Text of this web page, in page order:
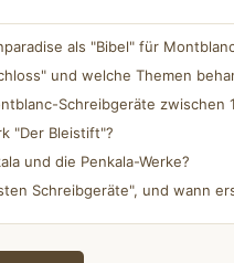
als "Bibel" für
und welche Themen
Schreibgeräte zwischen
"Der Bleistift"?
und die Penkala-Werke?
Schreibgeräte", und wann